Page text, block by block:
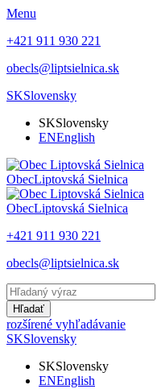
Menu
+421 911 930 221
obecls@liptsielnica.sk
SKSlovensky
SKSlovensky
ENEnglish
ObecLiptovská Sielnica
ObecLiptovská Sielnica
+421 911 930 221
obecls@liptsielnica.sk
Hľadať
rozšírené vyhľadávanie
SKSlovensky
SKSlovensky
ENEnglish